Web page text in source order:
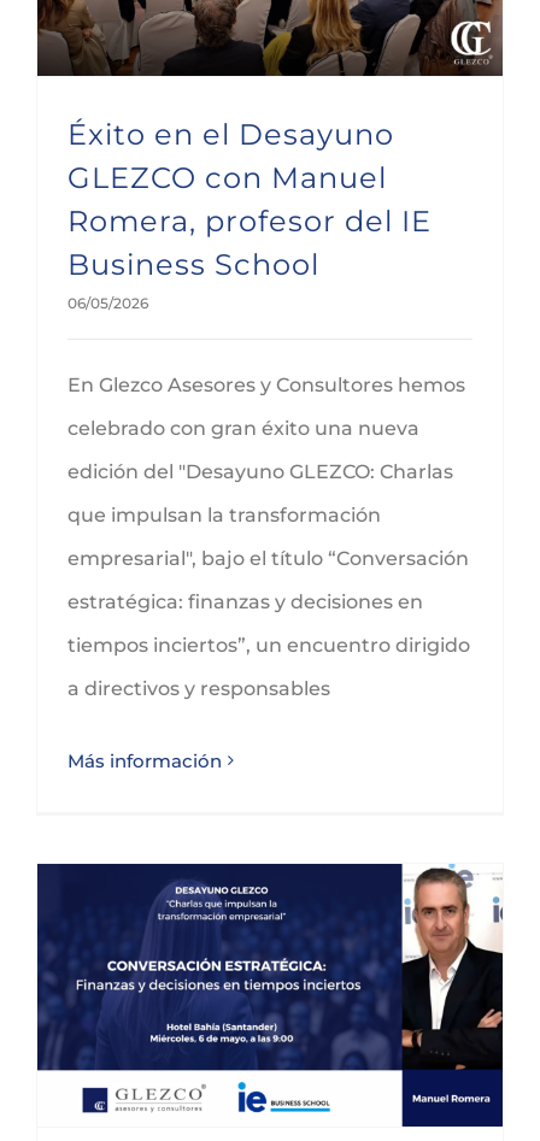
Éxito en el Desayuno
GLEZCO con Manuel
Romera, profesor del IE
Business School
06/05/2026
En Glezco Asesores y Consultores hemos
celebrado con gran éxito una nueva
edición del "Desayuno GLEZCO: Charlas
que impulsan la transformación
empresarial", bajo el título “Conversación
estratégica: finanzas y decisiones en
tiempos inciertos”, un encuentro dirigido
a directivos y responsables
Más información